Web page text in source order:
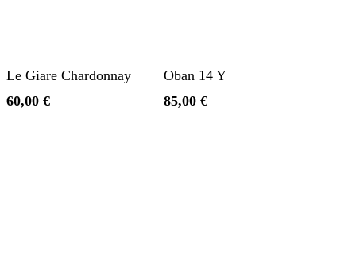
Le Giare Chardonnay
60,00 €
Oban 14 Y
85,00 €